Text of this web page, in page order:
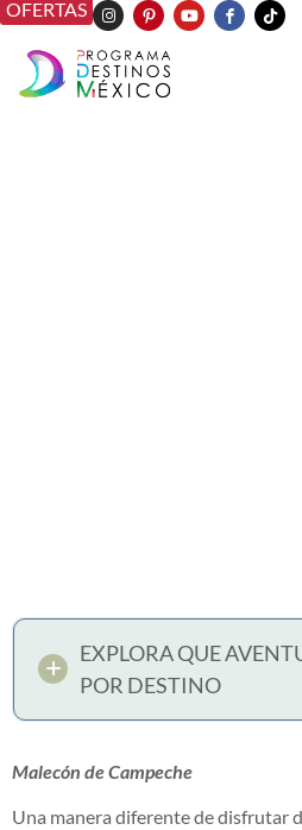
OFERTAS
EXPLORA QUE
POR DESTINO
Malecón de Campeche
Una manera diferente de disfrutar